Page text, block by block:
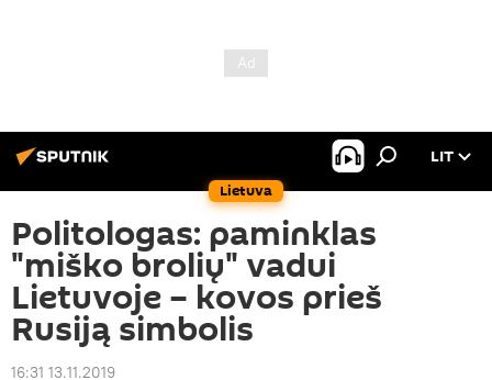
Lietuva
LIT
Politologas: paminklas
"miško brolių" vadui
Lietuvoje – kovos prieš
Rusiją simbolis
16:31 13.11.2019